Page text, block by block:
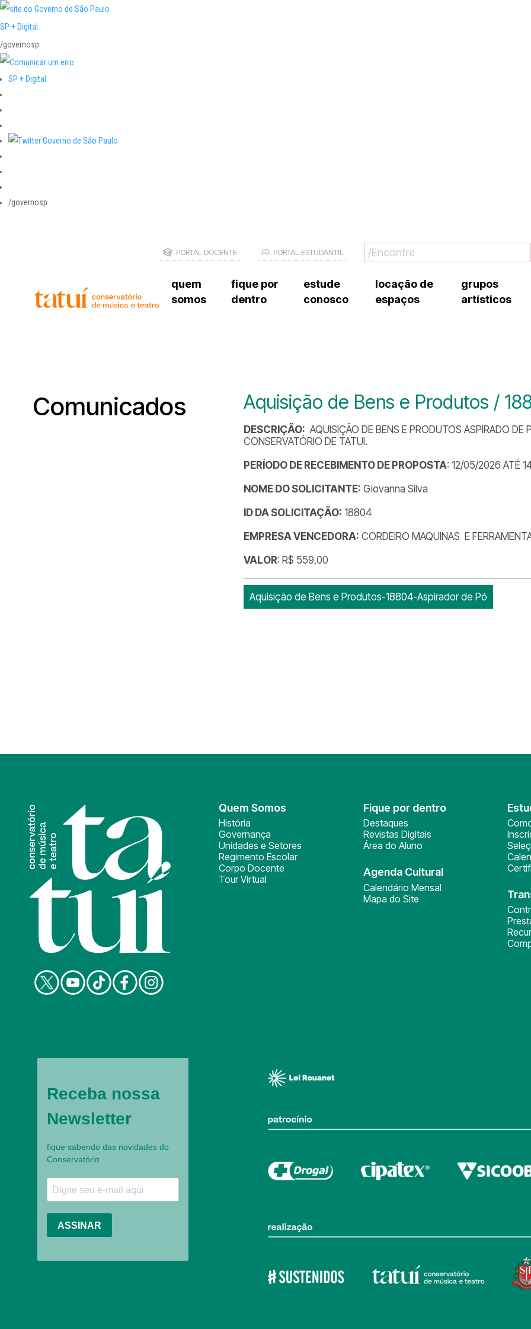
SP + Digital
/governosp
SP + Digital
/governosp
PORTAL DOCENTE PORTAL ESTUDANTIL
quem
somos
fique por
dentro
estude
conosco
locação de
espaços
grupos
artísticos
trabalhe
Comunicados Aquisição de Bens e Produtos /
DESCRIÇÃO: AQUISIÇÃO DE BENS E PRODUTOS ASPIRADO DE
CONSERVATÓRIO DE TATUI.
PERÍODO DE RECEBIMENTO DE PROPOSTA: 12/05/2026 ATÉ
NOME DO SOLICITANTE: Giovanna Silva
ID DA SOLICITAÇÃO: 18804
EMPRESA VENCEDORA: CORDEIRO MAQUINAS E
VALOR: R$ 559,00
Aquisição de Bens e Produtos-18804-Aspirador de Pó
Quem Somos
História
Governança
Unidades e Setores
Regimento Escolar
Corpo Docente
Tour Virtual
Fique por dentro
Destaques
Revistas Digitais
Área do Aluno
Agenda Cultural
Calendário Mensal
Mapa do Site